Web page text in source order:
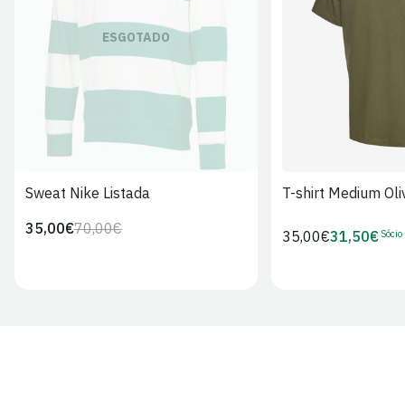
ESGOTADO
Sweat Nike Listada
Preço
70,00€Preço
35,00€
T-shirt Medium
Preço
35,00€Preço
31,50€ Sócio